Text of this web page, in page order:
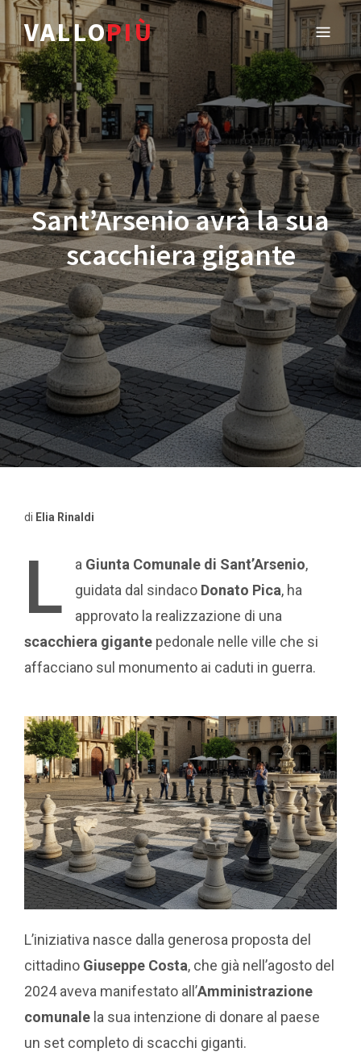
VALLOPIÙ
Sant’Arsenio avrà la sua
scacchiera gigante
di Elia Rinaldi
L a Giunta Comunale di Sant’Arsenio,
guidata dal sindaco Donato Pica, ha
approvato la realizzazione di una
scacchiera gigante pedonale nelle ville che si
affacciano sul monumento ai caduti in guerra.
L’iniziativa nasce dalla generosa proposta del
cittadino Giuseppe Costa, che già nell’agosto del
2024 aveva manifestato all’Amministrazione
comunale la sua intenzione di donare al paese
un set completo di scacchi giganti.